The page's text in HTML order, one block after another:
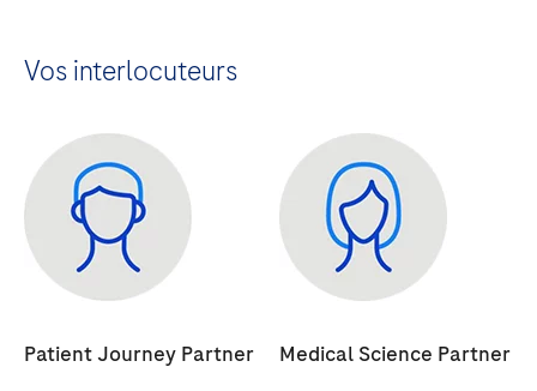
Vos interlocuteurs
Patient Journey Partner Medical Science Partner